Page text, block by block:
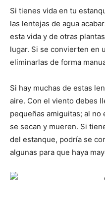
Si tienes vida en tu
las lentejas de agua
esta vida y de otras
lugar. Si se convierten en
eliminarlas de forma
Si hay muchas de estas
aire. Con el viento debes
pequeñas amiguitas; al no
se secan y mueren. Si
del estanque, podría se
algunas para que haya